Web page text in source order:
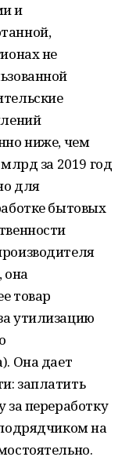
и
не
ниже, чем
за 2019 год
для
бытовых
она
товар
утилизацию
Она дает
заплатить
за переработку
на